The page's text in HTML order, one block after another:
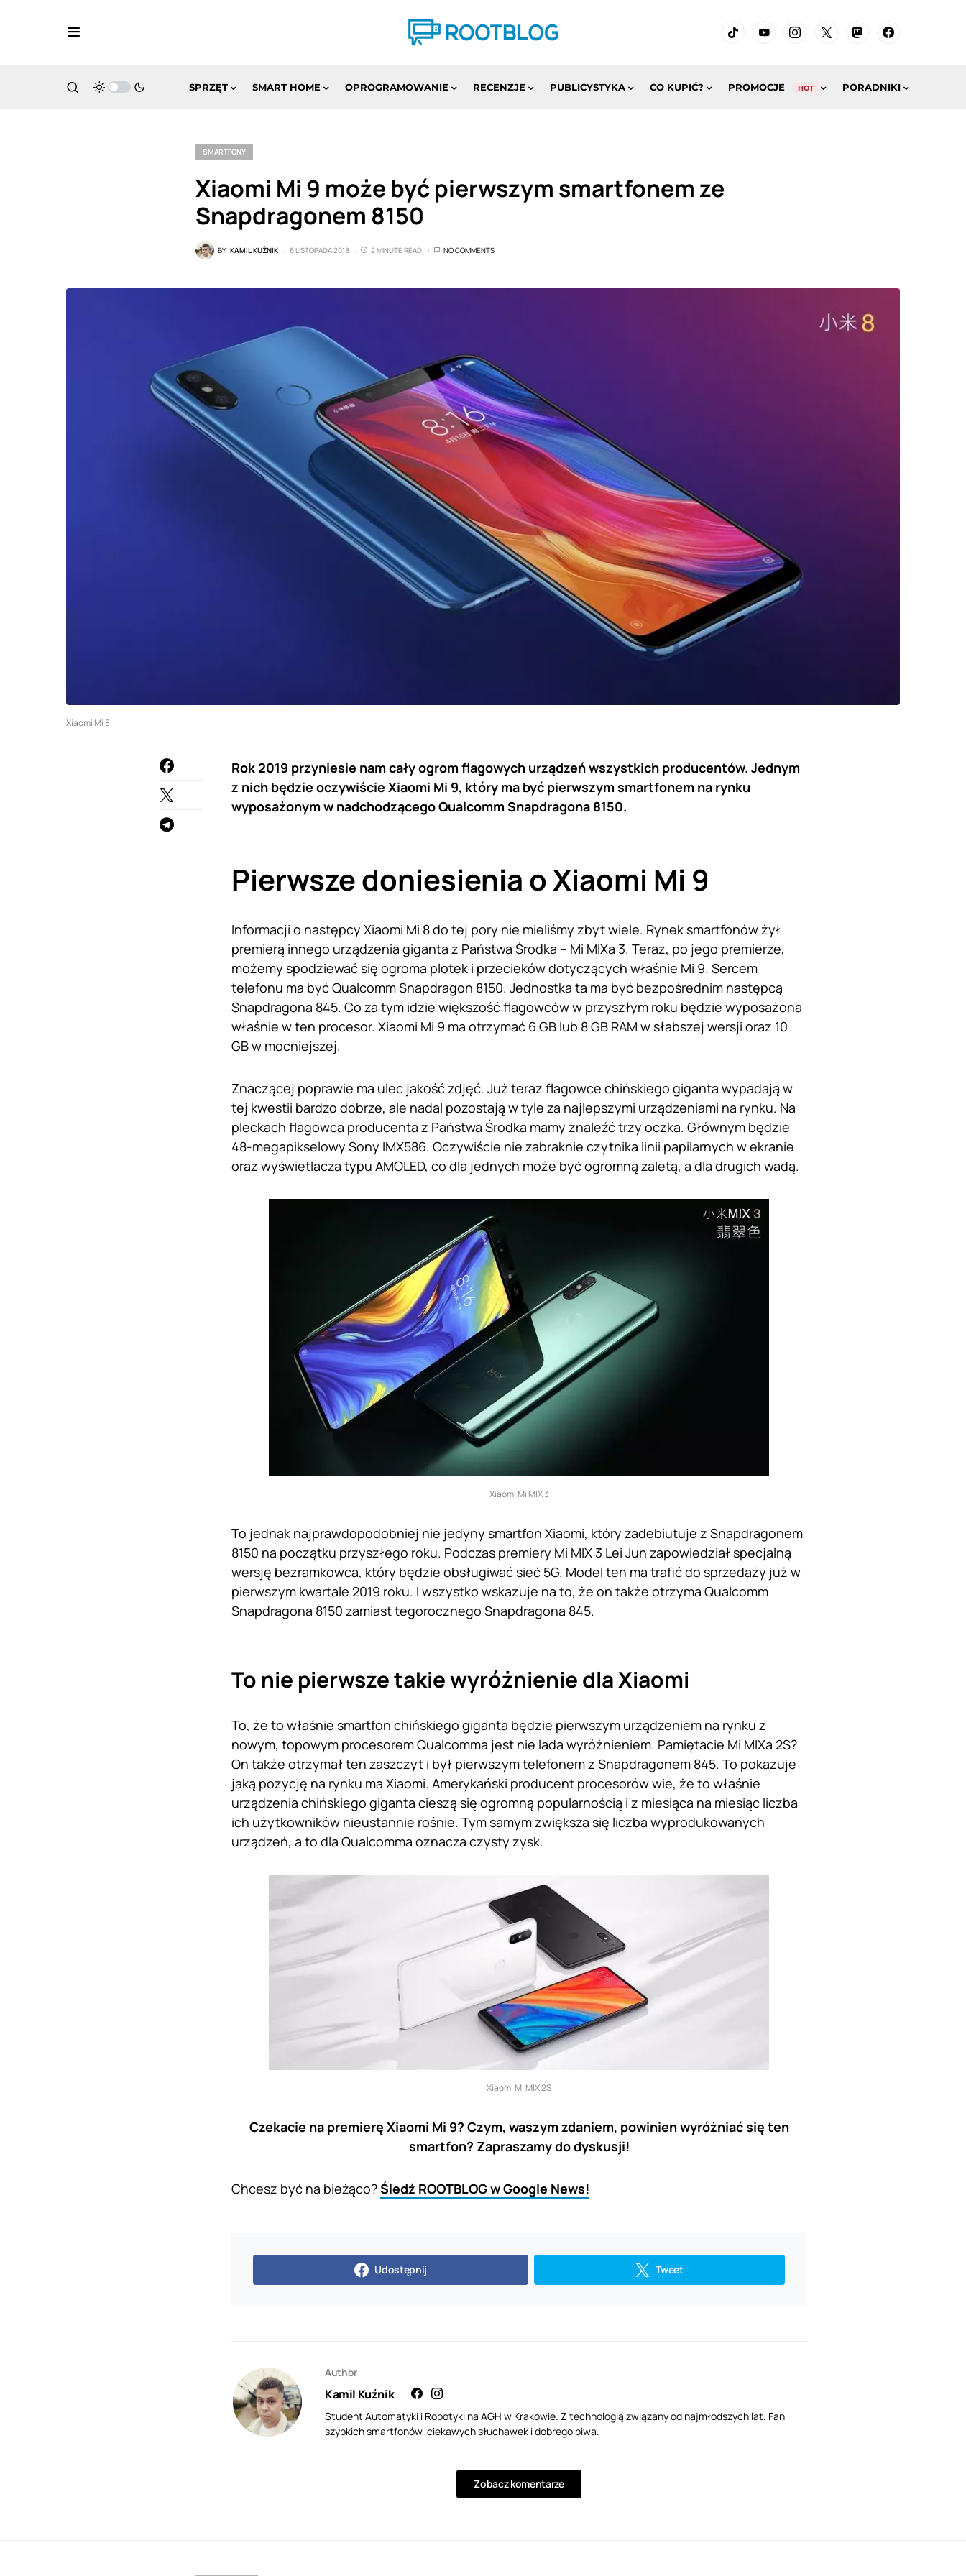
SPRZĘT SMART HOME OPROGRAMOWANIE RECENZJE PUBLICYSTYKA CO KUPIĆ? PROMOCJE HOT PORADNIKI
SMARTFONY
Xiaomi Mi 9 może być pierwszym smartfonem ze
Snapdragonem 8150
BY KAMIL KUŹNIK 6 LISTOPADA 2018 2 MINUTE READ NO COMMENTS
Xiaomi Mi 8
Rok 2019 przyniesie nam cały ogrom flagowych urządzeń wszystkich producentów. Jednym
z nich będzie oczywiście Xiaomi Mi 9, który ma być pierwszym smartfonem na rynku
wyposażonym w nadchodzącego Qualcomm Snapdragona 8150.
Pierwsze doniesienia o Xiaomi Mi 9
Informacji o następcy Xiaomi Mi 8 do tej pory nie mieliśmy zbyt wiele. Rynek smartfonów żył
premierą innego urządzenia giganta z Państwa Środka – Mi MIXa 3. Teraz, po jego premierze,
możemy spodziewać się ogroma plotek i przecieków dotyczących właśnie Mi 9. Sercem
telefonu ma być Qualcomm Snapdragon 8150. Jednostka ta ma być bezpośrednim następcą
Snapdragona 845. Co za tym idzie większość flagowców w przyszłym roku będzie wyposażona
właśnie w ten procesor. Xiaomi Mi 9 ma otrzymać 6 GB lub 8 GB RAM w słabszej wersji oraz 10
GB w mocniejszej.
Znaczącej poprawie ma ulec jakość zdjęć. Już teraz flagowce chińskiego giganta wypadają w
tej kwestii bardzo dobrze, ale nadal pozostają w tyle za najlepszymi urządzeniami na rynku. Na
pleckach flagowca producenta z Państwa Środka mamy znaleźć trzy oczka. Głównym będzie
48-megapikselowy Sony IMX586. Oczywiście nie zabraknie czytnika linii papilarnych w ekranie
oraz wyświetlacza typu AMOLED, co dla jednych może być ogromną zaletą, a dla drugich wadą.
Xiaomi Mi MIX 3
To jednak najprawdopodobniej nie jedyny smartfon Xiaomi, który zadebiutuje z Snapdragonem
8150 na początku przyszłego roku. Podczas premiery Mi MIX 3 Lei Jun zapowiedział specjalną
wersję bezramkowca, który będzie obsługiwać sieć 5G. Model ten ma trafić do sprzedaży już w
pierwszym kwartale 2019 roku. I wszystko wskazuje na to, że on także otrzyma Qualcomm
Snapdragona 8150 zamiast tegorocznego Snapdragona 845.
To nie pierwsze takie wyróżnienie dla Xiaomi
To, że to właśnie smartfon chińskiego giganta będzie pierwszym urządzeniem na rynku z
nowym, topowym procesorem Qualcomma jest nie lada wyróżnieniem. Pamiętacie Mi MIXa 2S?
On także otrzymał ten zaszczyt i był pierwszym telefonem z Snapdragonem 845. To pokazuje
jaką pozycję na rynku ma Xiaomi. Amerykański producent procesorów wie, że to właśnie
urządzenia chińskiego giganta cieszą się ogromną popularnością i z miesiąca na miesiąc liczba
ich użytkowników nieustannie rośnie. Tym samym zwiększa się liczba wyprodukowanych
urządzeń, a to dla Qualcomma oznacza czysty zysk.
Xiaomi Mi MIX 2S
Czekacie na premierę Xiaomi Mi 9? Czym, waszym zdaniem, powinien wyróżniać się ten
smartfon? Zapraszamy do dyskusji!
Chcesz być na bieżąco?Śledź ROOTBLOG w Google News!
Udostępnij Tweet
Author
Kamil Kuźnik
Student Automatyki i Robotyki na AGH w Krakowie. Z technologią związany od najmłodszych lat. Fan
szybkich smartfonów, ciekawych słuchawek i dobrego piwa.
Zobacz komentarze